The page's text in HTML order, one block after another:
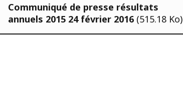
Communiqué de presse résultats
annuels 2015 24 février 2016 (515.18 Ko)